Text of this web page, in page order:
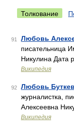
Толкование
91 Любовь
писательница
Никулина Дата
Википедия
92 Любовь
журналистка,
Алексеевна
Википедия